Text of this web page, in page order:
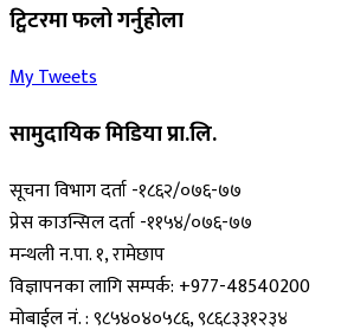
ट्विटरमा फलो गर्नुहोला
My Tweets
सामुदायिक मिडिया प्रा.लि.
सूचना विभाग दर्ता -१८६२/०७६-७७
प्रेस काउन्सिल दर्ता -११५४/०७६-७७
मन्थली न.पा. १, रामेछाप
विज्ञापनका लागि सम्पर्क: +977-48540200
मोबाईल नं. : ९८५४०४०५८६, ९८६८३३१२३४